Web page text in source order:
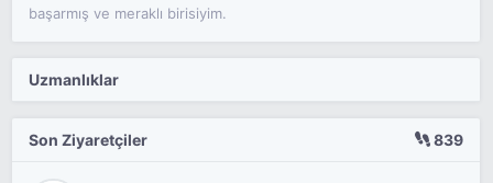
başarmış ve meraklı birisiyim.
Uzmanlıklar
Son Ziyaretçiler 839